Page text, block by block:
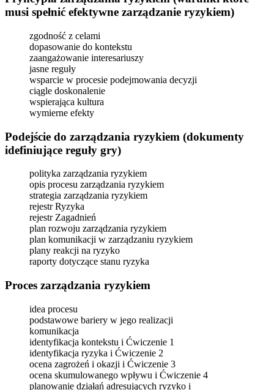
musi spełnić efektywne zarządzanie ryzykiem)
zgodność z celami
dopasowanie do kontekstu
zaangażowanie interesariuszy
jasne reguły
wsparcie w procesie podejmowania decyzji
ciągle doskonalenie
wspierająca kultura
wymierne efekty
Podejście do zarządzania ryzykiem (dokumenty
idefiniujące reguły gry)
polityka zarządzania ryzykiem
opis procesu zarządzania ryzykiem
strategia zarządzania ryzykiem
rejestr Ryzyka
rejestr Zagadnień
plan rozwoju zarządzania ryzykiem
plan komunikacji w zarządzaniu ryzykiem
plany reakcji na ryzyko
raporty dotyczące stanu ryzyka
Proces zarządzania ryzykiem
idea procesu
podstawowe bariery w jego realizacji
komunikacja
identyfikacja kontekstu i Ćwiczenie 1
identyfikacja ryzyka i Ćwiczenie 2
ocena zagrożeń i okazji i Ćwiczenie 3
ocena skumulowanego wpływu i Ćwiczenie 4
planowanie działań adresujących ryzyko i